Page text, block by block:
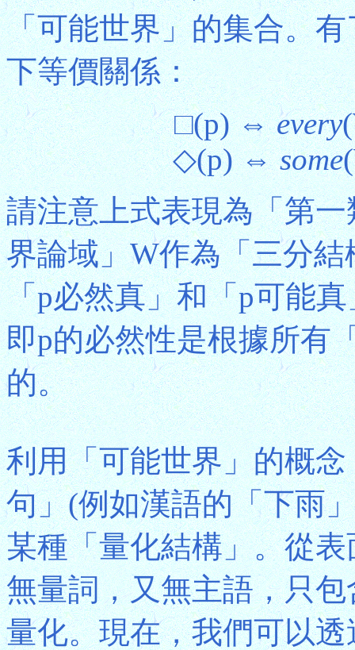
「可能世界」的集合。
下等價關係：
□(p) ⇔every
◇(p) ⇔some
請注意上式表現為「第
界論域」W作為「三分
「p必然真」和「p可能
即p的必然性是根據所有
的。
利用「可能世界」的概
句」(例如漢語的「下雨
某種「量化結構」。從
無量詞，又無主語，只
量化。現在，我們可以